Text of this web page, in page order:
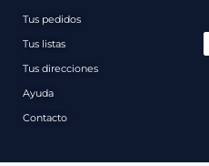
Tus pedidos
Tus listas
Tus direcciones
Ayuda
Contacto